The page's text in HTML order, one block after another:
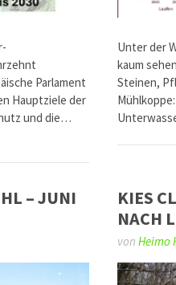
Parlament
Hauptziele der
und die…
Unter der
kaum
Steinen,
– JUNI
KIES
NACH
vonHeimo